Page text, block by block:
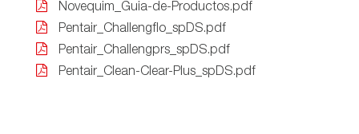
Novequim_Guia-de-Productos.pdf
Pentair_Challengflo_spDS.pdf
Pentair_Challengprs_spDS.pdf
Pentair_Clean-Clear-Plus_spDS.pdf